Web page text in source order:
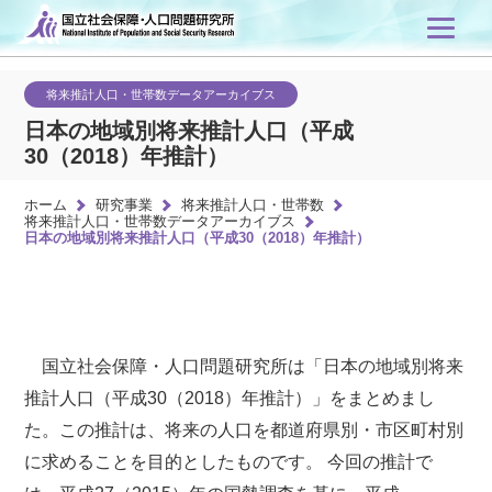
将来推計人口・世帯数データアーカイブス
日本の地域別将来推計人口（平成
30（2018）年推計）
ホーム 研究事業
将来推計人口・世帯数
将来推計人口・世帯数データアーカイブス
日本の地域別将来推計人口（平成30（2018）年推計）
国立社会保障・人口問題研究所は「日本の地域別将来
推計人口（平成30（2018）年推計）」をまとめまし
た。この推計は、将来の人口を都道府県別・市区町村別
に求めることを目的としたものです。 今回の推計で